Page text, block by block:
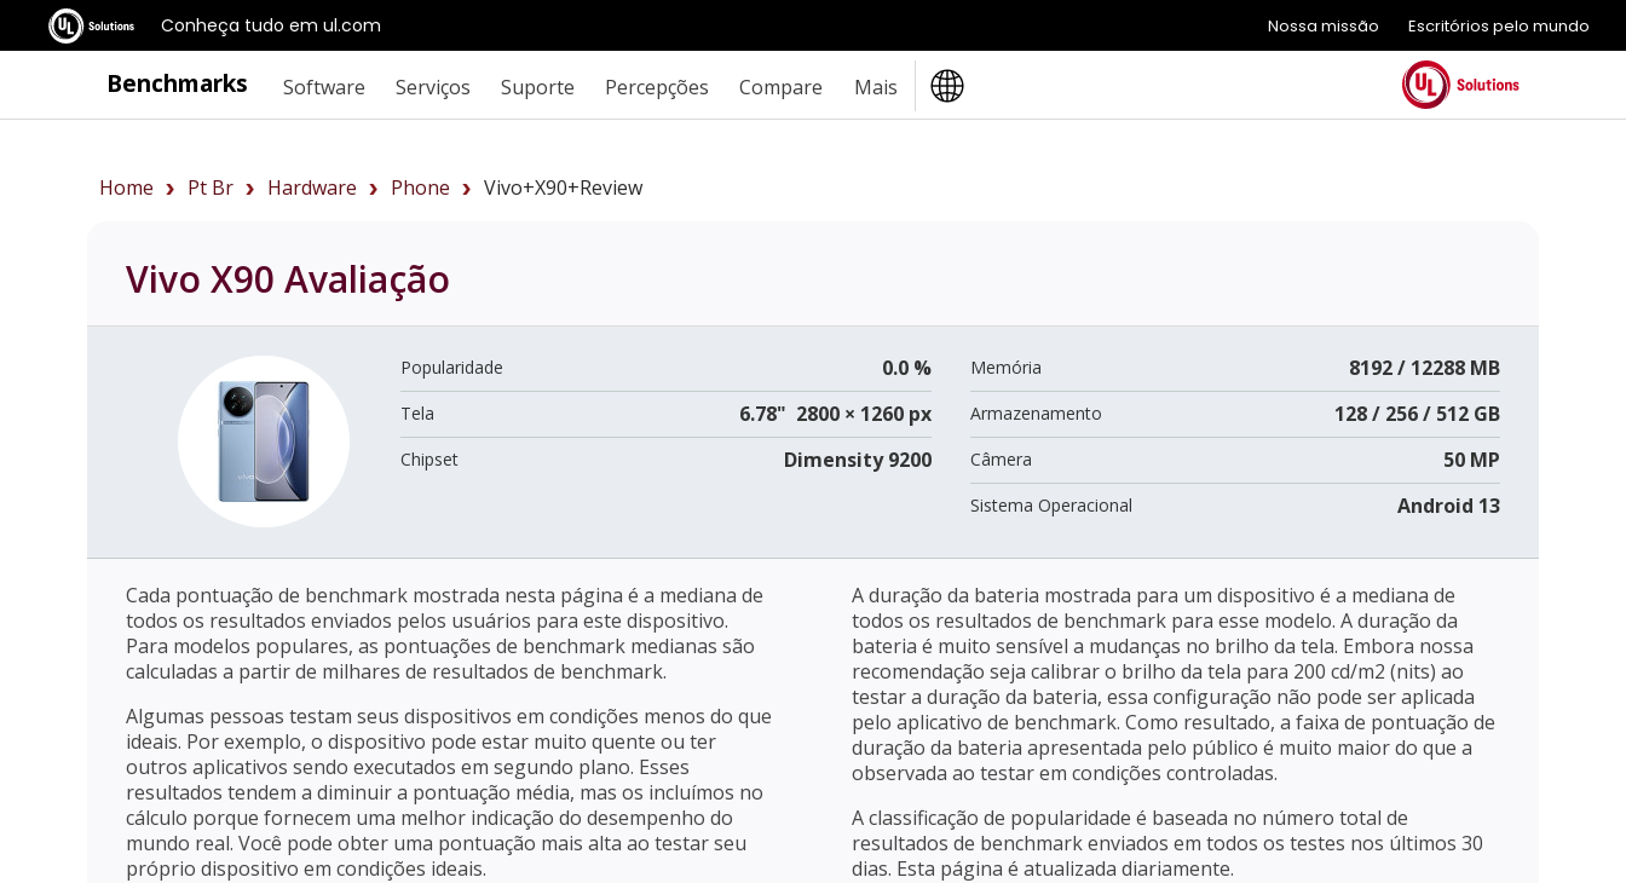
Conheça tudo em ul.com Nossa missão Escritórios pelo mundo
Benchmarks Software Serviços Suporte Percepções Compare Mais
Home Pt Br Hardware Phone Vivo+X90+review
Vivo X90 Avaliação
Popularidade 0.0 %
Tela 6.78" 2800 × 1260 px
Chipset Dimensity 9200
Memória 8192 / 12288 MB
Armazenamento 128 / 256 / 512 GB
Câmera 50 MP
Sistema Operacional Android 13
Cada pontuação de benchmark mostrada nesta página é a mediana de
todos os resultados enviados pelos usuários para este dispositivo.
Para modelos populares, as pontuações de benchmark medianas são
calculadas a partir de milhares de resultados de benchmark.
Algumas pessoas testam seus dispositivos em condições menos do que
ideais. Por exemplo, o dispositivo pode estar muito quente ou ter
outros aplicativos sendo executados em segundo plano. Esses
resultados tendem a diminuir a pontuação média, mas os incluímos no
cálculo porque fornecem uma melhor indicação do desempenho do
mundo real. Você pode obter uma pontuação mais alta ao testar seu
próprio dispositivo em condições ideais.
A duração da bateria mostrada para um dispositivo é a mediana de
todos os resultados de benchmark para esse modelo. A duração da
bateria é muito sensível a mudanças no brilho da tela. Embora nossa
recomendação seja calibrar o brilho da tela para 200 cd/m2 (nits) ao
testar a duração da bateria, essa configuração não pode ser aplicada
pelo aplicativo de benchmark. Como resultado, a faixa de pontuação de
duração da bateria apresentada pelo público é muito maior do que a
observada ao testar em condições controladas.
A classificação de popularidade é baseada no número total de
resultados de benchmark enviados em todos os testes nos últimos 30
dias. Esta página é atualizada diariamente.